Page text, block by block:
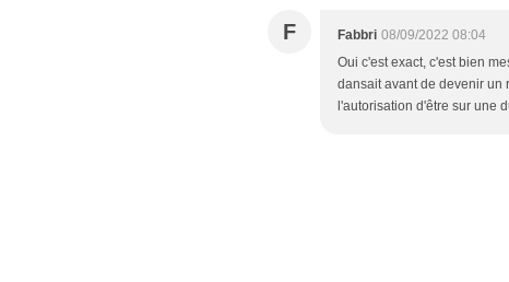
F Fabbri 08/09/2022 08:04
Oui c'est exact, c'est bien
dansait avant de devenir un
l'autorisation d'être sur une